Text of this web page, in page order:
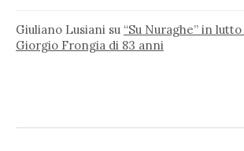
Giuliano Lusiani su “Su Nuraghe” in
Giorgio Frongia di 83 anni